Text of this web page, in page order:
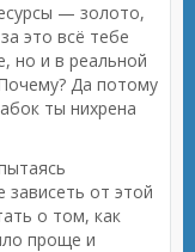
— золото,
это всё тебе
но и в реальной
Да потому
ты нихрена
от этой
о том, как
проще и